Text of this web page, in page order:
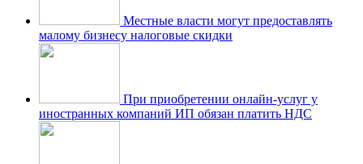
Местные власти могут предоставлять
малому бизнесу налоговые скидки
При приобретении онлайн-услуг у
иностранных компаний ИП обязан платить НДС